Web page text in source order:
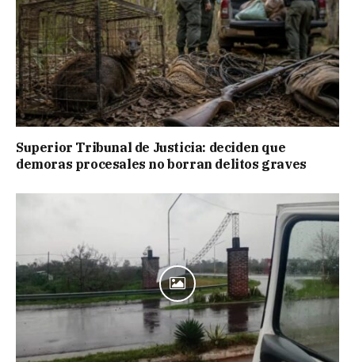
Superior Tribunal de Justicia: deciden que
demoras procesales no borran delitos graves